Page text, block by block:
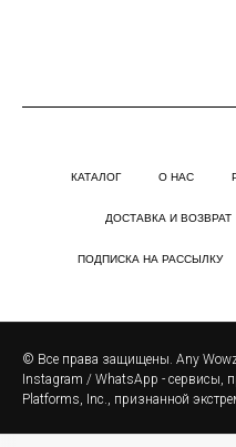
КАТАЛОГ О НАС
ДОСТАВКА И ВОЗВРАТ
ПОДПИСКА НА РАССЫЛКУ
© Все права защищены. Any
Instagram / WhatsApp - сервисы,
Platforms, Inc., признанной